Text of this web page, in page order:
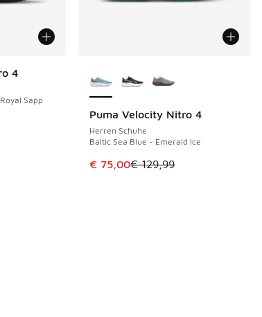
€ 75,00 gefallen
4
Sapp
Sale. Der Preis ist von € 129,99 auf € 80,00
Puma Velocity Nitro 4
Herren Schuhe
Baltic Sea Blue - Emerald Ice
Dieser Artikel ist im Sale. Der
€ 75,00€ 129,99
SPARE 54 €